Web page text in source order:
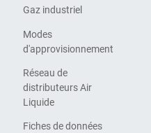
Gaz industriel
Modes
d'approvisionnement
Réseau de
distributeurs Air
Liquide
Fiches de données